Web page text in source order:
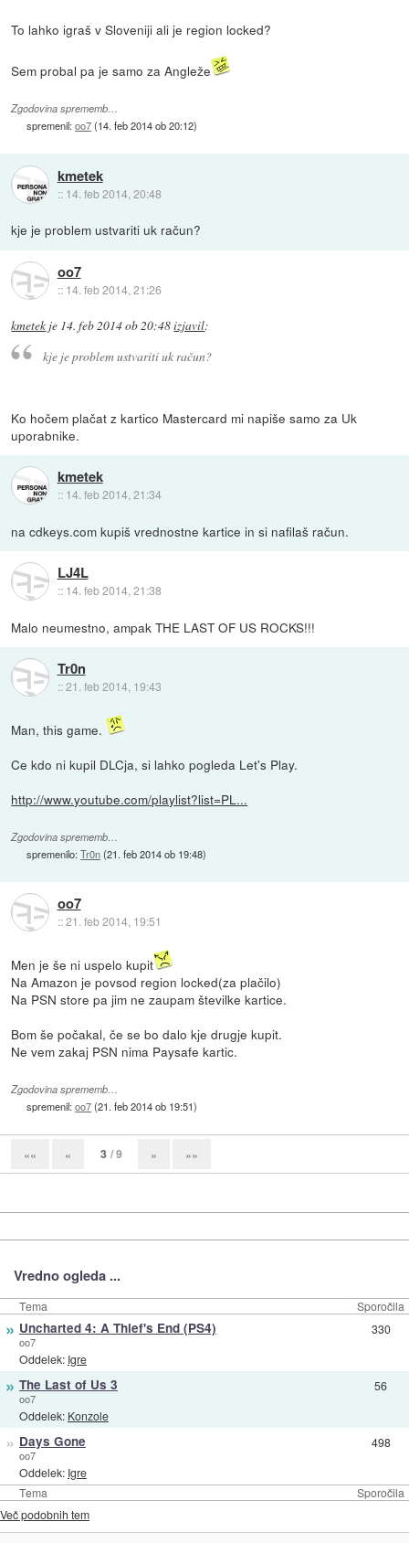
To lahko igraš v Sloveniji ali je region locked?
Sem probal pa je samo za Angleže
Zgodovina sprememb…
spremenil:oo7(14. feb 2014 ob 20:12)
kmetek
:: 14. feb 2014, 20:48
kje je problem ustvariti uk račun?
oo7
:: 14. feb 2014, 21:26
kmetek je 14. feb 2014 ob 20:48izjavil:
kje je problem ustvariti uk račun?
Ko hočem plačat z kartico Mastercard mi napiše samo za Uk
uporabnike.
kmetek
:: 14. feb 2014, 21:34
na cdkeys.com kupiš vrednostne kartice in si nafilaš račun.
LJ4L
:: 14. feb 2014, 21:38
Malo neumestno, ampak THE LAST OF US ROCKS!!!
Tr0n
::21. feb 2014, 19:43
Man, this game.
Ce kdo ni kupil DLCja, si lahko pogleda Let's Play.
http://www.youtube.com/playlist?list=PL...
Zgodovina sprememb…
spremenilo:Tr0n(21. feb 2014 ob 19:48)
oo7
::21. feb 2014, 19:51
Men je še ni uspelo kupit
Na Amazon je povsod region locked(za plačilo)
Na PSN store pa jim ne zaupam številke kartice.
Bom še počakal, če se bo dalo kje drugje kupit.
Ne vem zakaj PSN nima Paysafe kartic.
Zgodovina sprememb…
spremenil:oo7(21. feb 2014 ob 19:51)
«« « 3 / 9 » »»
Vredno ogleda ...
Tema Sporočila
Tema Sporočila
» Uncharted 4: A Thief's End (PS4)
oo7
Oddelek: Igre
330
» The Last of Us 3
oo7
Oddelek: Konzole
56
» Days Gone
oo7
Oddelek: Igre
498
Več podobnih tem